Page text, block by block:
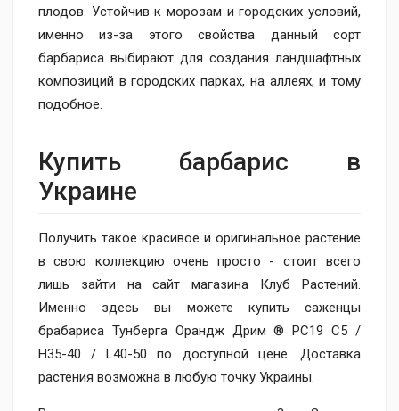
плодов. Устойчив к морозам и городских условий,
именно из-за этого свойства данный сорт
барбариса выбирают для создания ландшафтных
композиций в городских парках, на аллеях, и тому
подобное.
Купить барбарис в
Украине
Получить такое ​​красивое и оригинальное растение
в свою коллекцию очень просто - стоит всего
лишь зайти на сайт магазина Клуб Растений.
Именно здесь вы можете купить саженцы
брабариса Тунберга Орандж Дрим ® PC19 C5 /
H35-40 / L40-50 по доступной цене. Доставка
растения возможна в любую точку Украины.